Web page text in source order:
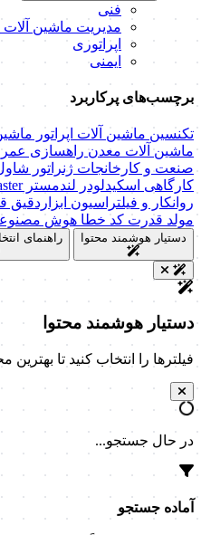
فنی
مدیریت ماشین
اپراتوری
ایمنی
برچسب‌های پرکاربرد
تکنسین ماشین آلات اپراتور
ماشین آلات معدن راهسازی
صنعت و کارخانجات ژنراتور
کارگاهی اسکیدلودر لندمستر
روانکار و فیلتراسیون ابزاردقیق
مولد قدرت کد خطا هوش
دستیار هوشمند محتوا راهنمای
دستیار هوشمند محتوا
فیلترها را انتخاب کنید تا بهترین
در حال جستجو...
آماده جستجو